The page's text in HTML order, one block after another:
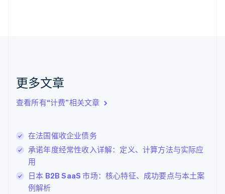
更多文章
查看所有“计费”相关文章
在法国催收企业债务
承诺年度经常性收入详解：定义、计算方法与实际应
用
日本 B2B SaaS 市场：核心特征、成功要点与本土案
例解析
English Italiano
拉脱维亚
立陶宛
DeutschEnglish
卢森堡
Français Deutsch English
罗马尼亚
English
马尔他